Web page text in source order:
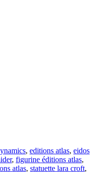
, editions atlas, eidos
, figurine éditions atlas,
atlas, statuette lara croft,